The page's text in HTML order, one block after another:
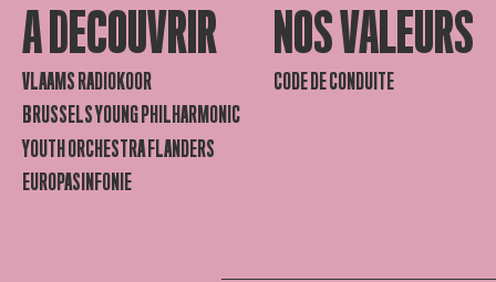
A DECOUVRIR
VLAAMS RADIOKOOR
BRUSSELS YOUNG PHILHARMONIC
YOUTH ORCHESTRA FLANDERS
EUROPASINFONIE
NOS VALEURS
CODE DE CONDUITE